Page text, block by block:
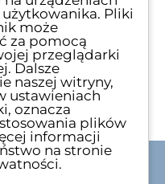
Pliki
może
za pomocą
przeglądarki
Dalsze
naszej witryny,
ustawieniach
oznacza
plików
informacji
na stronie